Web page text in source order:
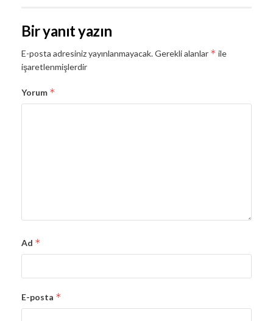
Bir yanıt yazın
E-posta adresiniz yayınlanmayacak.Gerekli alanlar * ile
işaretlenmişlerdir
Yorum *
Ad *
E-posta *